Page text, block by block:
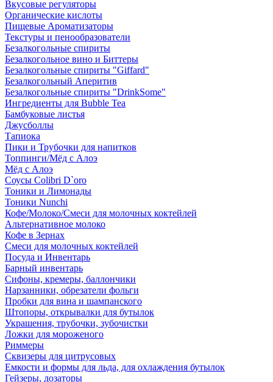
Вкусовые регуляторы
Органические кислоты
Пищевые Ароматизаторы
Текстуры и пенообразователи
Безалкогольные спириты
Безалкогольное вино и Биттеры
Безалкогольные спириты "Giffard"
Безалкогольный Аперитив
Безалкогольные спириты "DrinkSome"
Ингредиенты для Bubble Tea
Бамбуковые листья
Джусболлы
Тапиока
Пики и Трубочки для напитков
Топпинги/Мёд с Алоэ
Мёд с Алоэ
Соусы Colibri D`oro
Тоники и Лимонады
Тоники Nunchi
Кофе/Молоко/Смеси для молочных коктейлей
Альтернативное молоко
Кофе в Зернах
Смеси для молочных коктейлей
Посуда и Инвентарь
Барный инвентарь
Сифоны, кремеры, баллончики
Нарзанники, обрезатели фольги
Пробки для вина и шампанского
Штопоры, открывалки для бутылок
Украшения, трубочки, зубочистки
Ложки для мороженого
Риммеры
Сквизеры для цитрусовых
Емкости и формы для льда, для охлаждения бутылок
Гейзеры, дозаторы